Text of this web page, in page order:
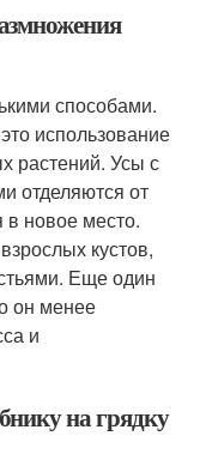
способами.
использование
растений. Усы с
отделяются от
в новое место.
кустов,
Еще один
он менее
и
на грядку